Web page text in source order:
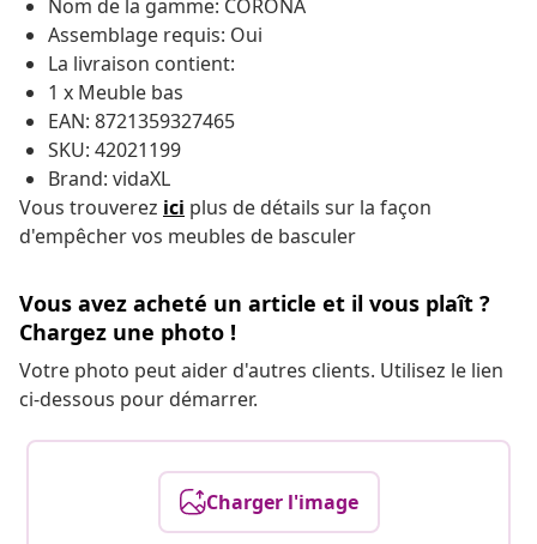
Nom de la gamme: CORONA
Assemblage requis: Oui
La livraison contient:
1 x Meuble bas
EAN: 8721359327465
SKU: 42021199
Brand: vidaXL
Vous trouverez ici plus de détails sur la façon
d'empêcher vos meubles de basculer
Vous avez acheté un article et il vous plaît ?
Chargez une photo !
Votre photo peut aider d'autres clients. Utilisez le lien
ci-dessous pour démarrer.
Charger l'image